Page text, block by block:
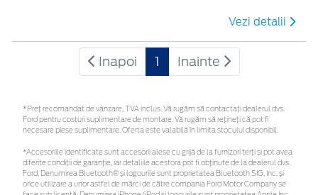
Vezi detalii
Inapoi 1 Inainte
*Preţ recomandat de vânzare, TVA inclus. Vă rugăm să contactaţi dealerul dvs.
Ford pentru costuri suplimentare de montare. Vă rugăm să rețineți că pot fi
necesare piese suplimentare. Oferta este valabilă în limita stocului disponibil.
*Accesoriile identificate sunt accesorii alese cu grijă de la furnizori terți și pot avea
diferite condiții de garanție, iar detaliile acestora pot fi obținute de la dealerul dvs.
Ford. Denumirea Bluetooth® și logourile sunt proprietatea Bluetooth SIG, Inc. și
orice utilizare a unor astfel de mărci de către compania Ford Motor Company se